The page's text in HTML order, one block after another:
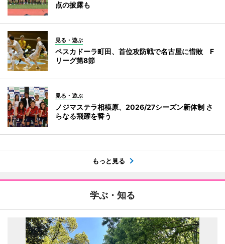
点の披露も
見る・遊ぶ
ペスカドーラ町田、首位攻防戦で名古屋に惜敗 F
リーグ第8節
見る・遊ぶ
ノジマステラ相模原、2026/27シーズン新体制 さ
らなる飛躍を誓う
もっと見る
学ぶ・知る